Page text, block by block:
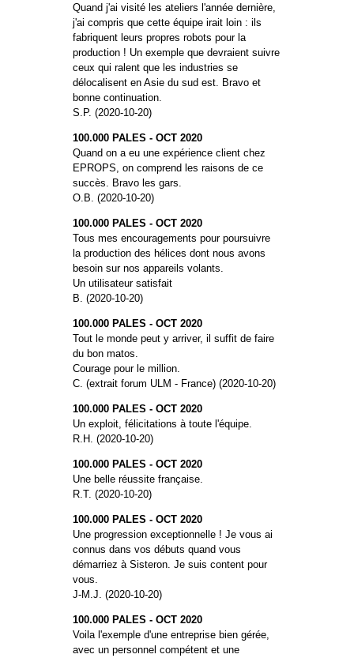
Quand j'ai visité les ateliers l'année dernière,
j'ai compris que cette équipe irait loin : ils
fabriquent leurs propres robots pour la
production ! Un exemple que devraient suivre
ceux qui ralent que les industries se
délocalisent en Asie du sud est. Bravo et
bonne continuation.
S.P. (2020-10-20)
100.000 PALES - OCT 2020
Quand on a eu une expérience client chez
EPROPS, on comprend les raisons de ce
succès. Bravo les gars.
O.B. (2020-10-20)
100.000 PALES - OCT 2020
Tous mes encouragements pour poursuivre
la production des hélices dont nous avons
besoin sur nos appareils volants.
Un utilisateur satisfait
B. (2020-10-20)
100.000 PALES - OCT 2020
Tout le monde peut y arriver, il suffit de faire
du bon matos.
Courage pour le million.
C. (extrait forum ULM - France) (2020-10-20)
100.000 PALES - OCT 2020
Un exploit, félicitations à toute l'équipe.
R.H. (2020-10-20)
100.000 PALES - OCT 2020
Une belle réussite française.
R.T. (2020-10-20)
100.000 PALES - OCT 2020
Une progression exceptionnelle ! Je vous ai
connus dans vos débuts quand vous
démarriez à Sisteron. Je suis content pour
vous.
J-M.J. (2020-10-20)
100.000 PALES - OCT 2020
Voila l'exemple d'une entreprise bien gérée,
avec un personnel compétent et une